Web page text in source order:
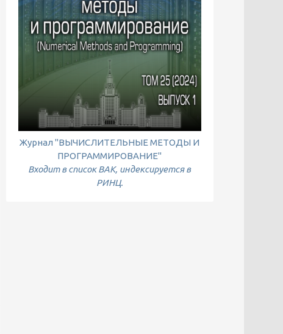
Журнал "ВЫЧИСЛИТЕЛЬНЫЕ МЕТОДЫ И
ПРОГРАММИРОВАНИЕ"
Входит в список ВАК, индексируется в
РИНЦ.